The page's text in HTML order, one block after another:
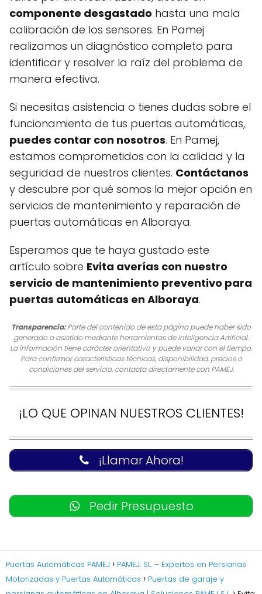
componente desgastado hasta una mala
calibración de los sensores. En Pamej
realizamos un diagnóstico completo para
identificar y resolver la raíz del problema de
manera efectiva.
Si necesitas asistencia o tienes dudas sobre el
funcionamiento de tus puertas automáticas,
puedes contar con nosotros. En Pamej,
estamos comprometidos con la calidad y la
seguridad de nuestros clientes. Contáctanos
y descubre por qué somos la mejor opción en
servicios de mantenimiento y reparación de
puertas automáticas en Alboraya.
Esperamos que te haya gustado este
artículo sobre Evita averías con nuestro
servicio de mantenimiento preventivo para
puertas automáticas en Alboraya.
Transparencia:Parte del contenido de esta página puede haber sido
generado o asistido mediante herramientas de Inteligencia Artificial.
La información tiene carácter orientativo y puede variar con el tiempo.
Para confirmar características técnicas, disponibilidad, precios o
condiciones del servicio, contacta directamente con PAMEJ.
¡LO QUE OPINAN NUESTROS CLIENTES!
¡Llamar Ahora!
Pedir Presupuesto
Puertas Automáticas PAMEJ
PAMEJ. SL. – Expertos en Persianas
Motorizadas y Puertas Automáticas
Puertas de garaje y